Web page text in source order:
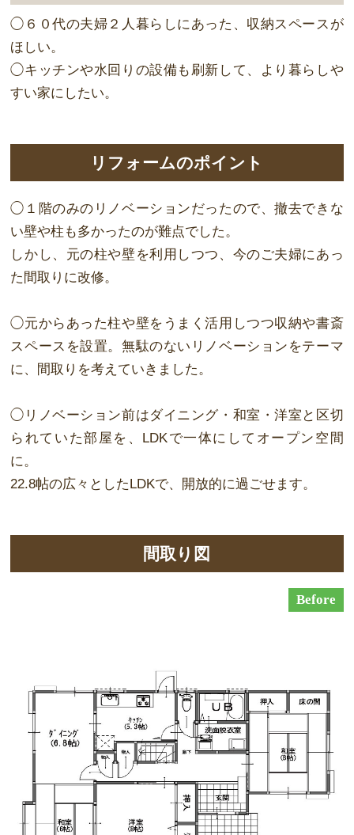
◯６０代の夫婦２人暮らしにあった、収納スペースが
ほしい。
◯キッチンや水回りの設備も刷新して、より暮らしや
すい家にしたい。
リフォームのポイント
◯１階のみのリノベーションだったので、撤去できな
い壁や柱も多かったのが難点でした。
しかし、元の柱や壁を利用しつつ、今のご夫婦にあっ
た間取りに改修。
◯元からあった柱や壁をうまく活用しつつ収納や書斎
スペースを設置。無駄のないリノベーションをテーマ
に、間取りを考えていきました。
◯リノベーション前はダイニング・和室・洋室と区切
られていた部屋を、LDKで一体にしてオープン空間
に。
22.8帖の広々としたLDKで、開放的に過ごせます。
間取り図